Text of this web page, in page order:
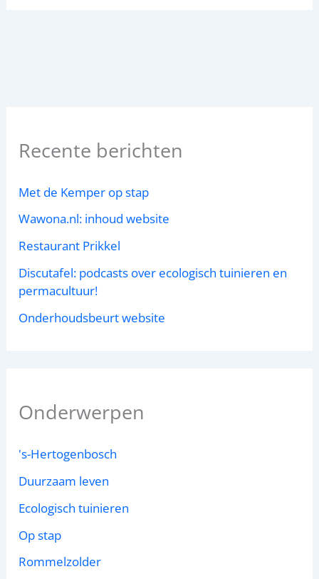
Recente berichten
Met de Kemper op stap
Wawona.nl: inhoud website
Restaurant Prikkel
Discutafel: podcasts over ecologisch tuinieren en
permacultuur!
Onderhoudsbeurt website
Onderwerpen
's-Hertogenbosch
Duurzaam leven
Ecologisch tuinieren
Op stap
Rommelzolder